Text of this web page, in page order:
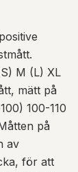
M (L) XL
mätt på
100-110
på
av
för att